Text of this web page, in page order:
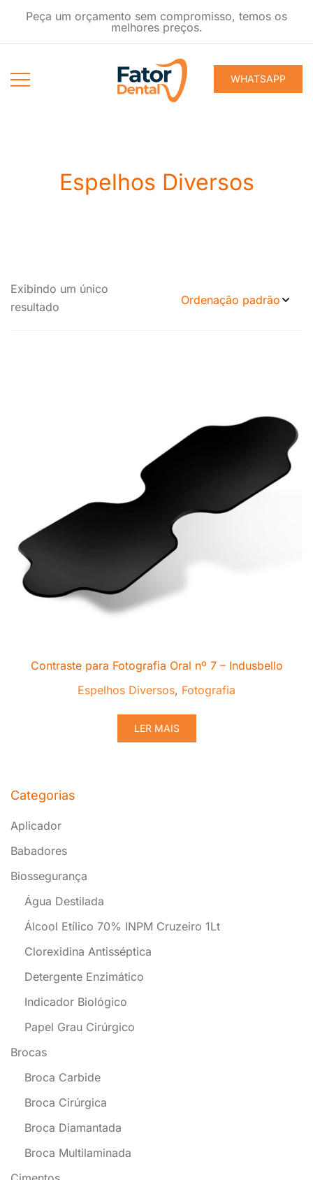
Peça um orçamento sem compromisso, temos os
melhores preços.
WHATSAPP
Espelhos Diversos
Exibindo um único
resultado
Contraste para Fotografia Oral nº 7 – Indusbello
Espelhos Diversos, Fotografia
LER MAIS
Categorias
Aplicador
Babadores
Biossegurança
Água Destilada
Álcool Etílico 70% INPM Cruzeiro 1Lt
Clorexidina Antisséptica
Detergente Enzimático
Indicador Biológico
Papel Grau Cirúrgico
Brocas
Broca Carbide
Broca Cirúrgica
Broca Diamantada
Broca Multilaminada